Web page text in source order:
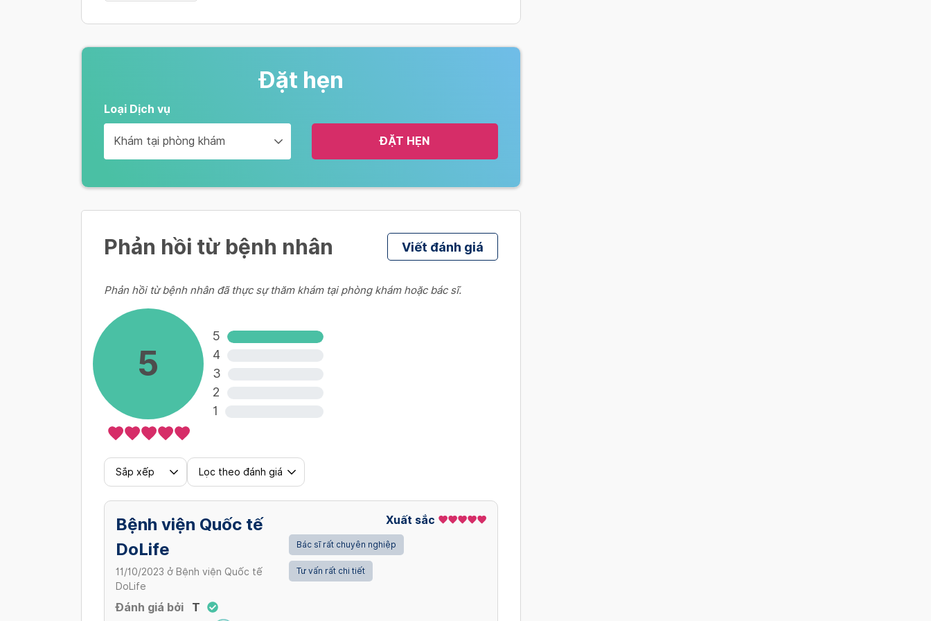
Đặt hẹn
Loại Dịch vụ
Khám tại phòng khám ĐẶT HẸN
Phản hồi từ bệnh nhân Viết đánh giá
Phản hồi từ bệnh nhân đã thực sự thăm khám tại phòng khám hoặc bác sĩ.
5
5
4
3
2
1
Sắp xếp Lọc theo đánh giá
Bệnh viện Quốc tế
DoLife
11/10/2023 ở Bệnh viện Quốc tế
DoLife
Đánh giá bởi T
Xuất sắc
Bác sĩ rất chuyên nghiệp
Tư vấn rất chi tiết